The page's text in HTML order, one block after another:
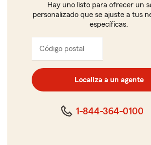
Hay uno listo para ofrecer un
personalizado que se ajuste a tus
específicas.
Código postal
de
cinco
Localiza a un agente
1-844-364-0100